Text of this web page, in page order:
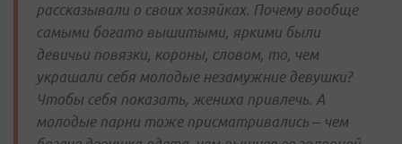
рассказывали о своих хозяйках. Почему вообще
самыми богато вышитыми, яркими были
девичьи повязки, короны, словом, то, чем
украшали себя молодые незамужние девушки?
Чтобы себя показать, жениха привлечь. А
молодые парни тоже присматривались – чем